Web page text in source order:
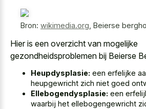
Bron: wikimedia.org Beierse
Hier is een overzicht van mogelijke
gezondheidsproblemen bij Beierse
Heupdysplasie: een erfelijke
heupgewricht zich niet goed
Ellebogendysplasie: een
waarbij het ellebogengewricht